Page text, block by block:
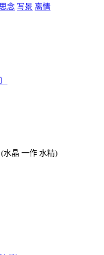
思念 写景 离情
水晶 一作 水精)